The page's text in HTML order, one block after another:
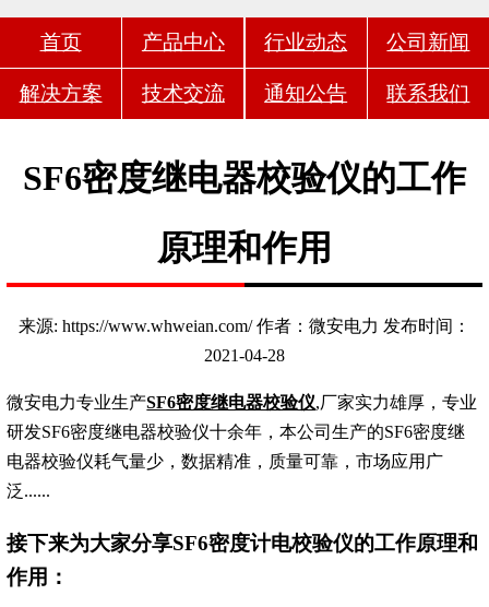
首页 产品中心 行业动态 公司新闻
解决方案 技术交流 通知公告 联系我们
SF6密度继电器校验仪的工作
原理和作用
来源: https://www.whweian.com/ 作者：微安电力 发布时间：
2021-04-28
微安电力专业生产SF6密度继电器校验仪,厂家实力雄厚，专业
研发SF6密度继电器校验仪十余年，本公司生产的SF6密度继
电器校验仪耗气量少，数据精准，质量可靠，市场应用广
泛......
接下来为大家分享SF6密度计电校验仪的工作原理和
作用：